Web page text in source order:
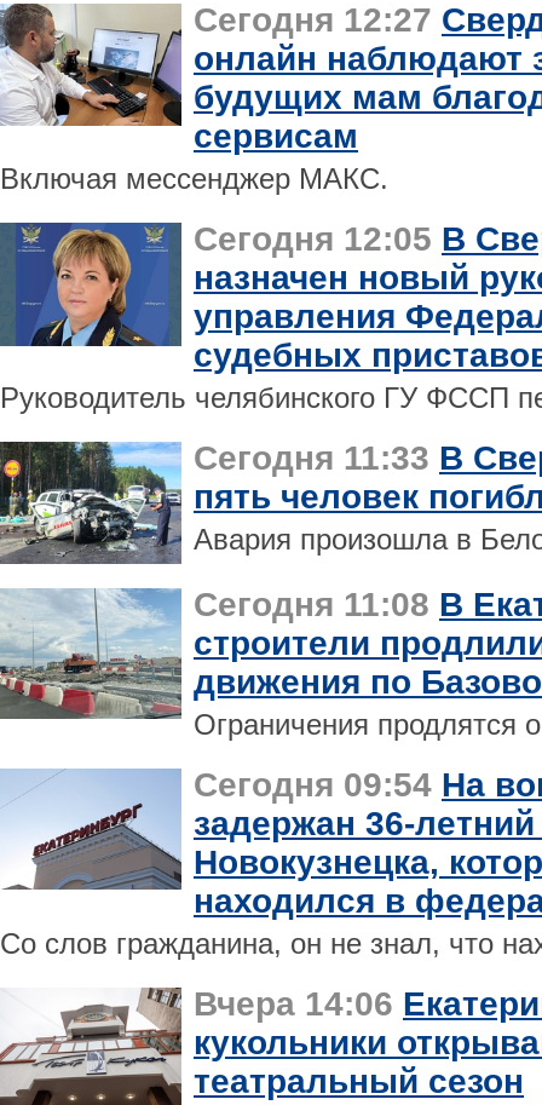
Сегодня 12:27
онлайн наблюдают
будущих мам
сервисам
Включая мессенджер МАКС.
Сегодня 12:05 В
назначен новый
управления
судебных
Руководитель челябинского ГУ ФССП
Сегодня 11:33 В
пять человек
Авария произошла в
Сегодня 11:08 В
строители
движения по
Ограничения продлятся
Сегодня 09:54 На
задержан 36-
Новокузнецка,
находился в
Со слов гражданина, он не знал, что
Вчера 14:06
кукольники
театральный сезон